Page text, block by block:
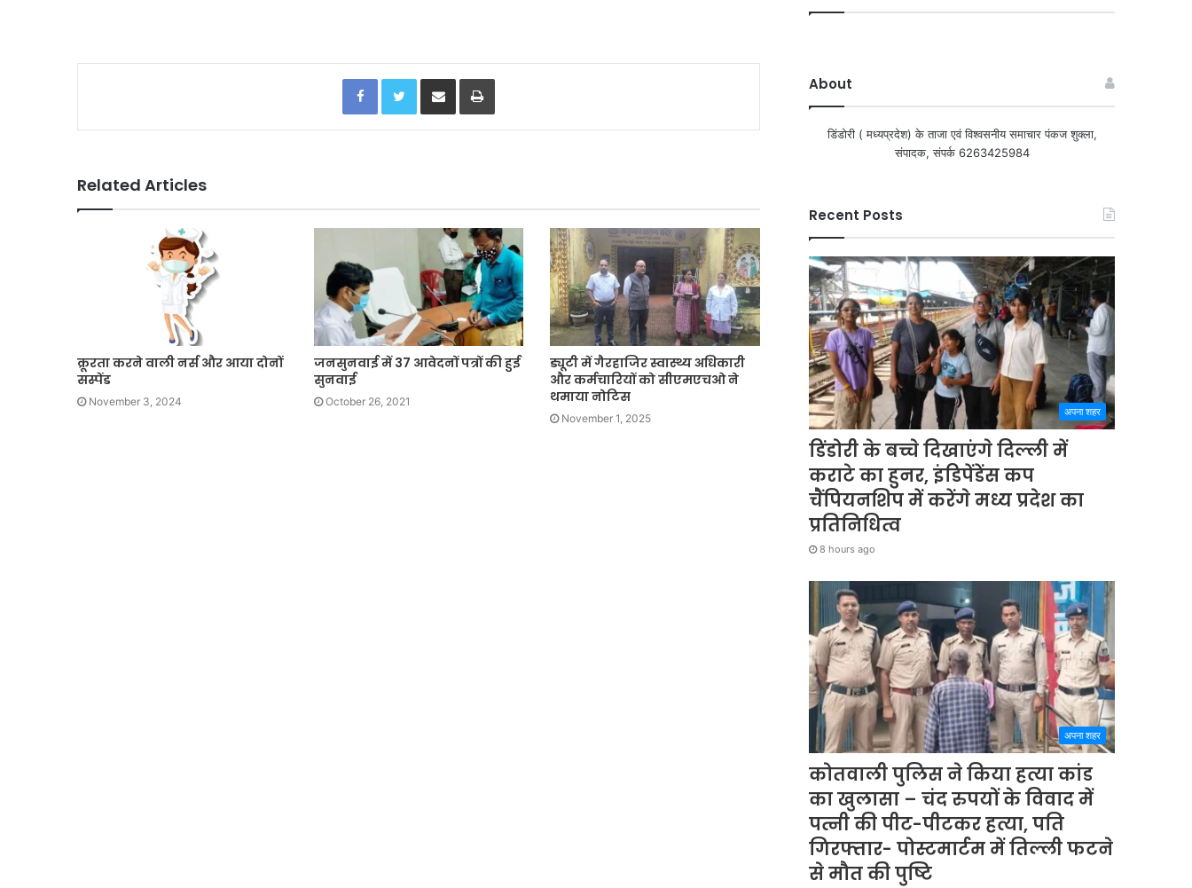
Facebook Twitter
Related Articles
क्रूरता करने वाली नर्स और आया दोनों
सस्पेंड
November 3, 2024
जनसुनवाई में 37 आवेदनों पत्रों की हुई
सुनवाई
October 26, 2021
ड्यूटी में गैरहाजिर स्वास्थ्य अधिकारी
और कर्मचारियों को सीएमएचओ ने
थमाया नोटिस
November 1, 2025
About
डिंडोरी ( मध्यप्रदेश) के ताजा एवं विश्वसनीय समाचार पंकज शुक्ला,
संपादक, संपर्क 6263425984
Recent Posts
अपना शहर
डिंडोरी के बच्चे दिखाएंगे दिल्ली में
कराटे का हुनर, इंडिपेंडेंस कप
चैंपियनशिप में करेंगे मध्य प्रदेश का
प्रतिनिधित्व
8 hours ago
अपना शहर
कोतवाली पुलिस ने किया हत्या कांड
का खुलासा – चंद रुपयों के विवाद में
पत्नी की पीट-पीटकर हत्या, पति
गिरफ्तार- पोस्टमार्टम में तिल्ली फटने
से मौत की पुष्टि